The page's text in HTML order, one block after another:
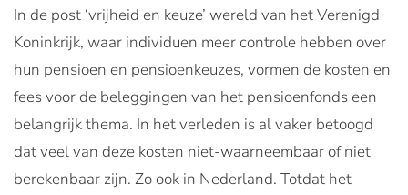
In de post ‘vrijheid en keuze’ wereld van het Verenigd
Koninkrijk, waar individuen meer controle hebben over
hun pensioen en pensioenkeuzes, vormen de kosten en
fees voor de beleggingen van het pensioenfonds een
belangrijk thema. In het verleden is al vaker betoogd
dat veel van deze kosten niet-waarneembaar of niet
berekenbaar zijn. Zo ook in Nederland. Totdat het